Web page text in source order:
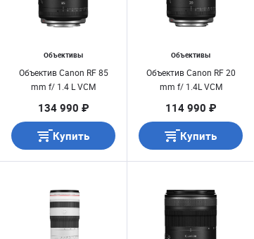
Объективы
Объектив Canon RF 85
mm f/ 1.4 L VCM
134 990 ₽
Купить
Объективы
Объектив Canon RF 20
mm f/ 1.4L VCM
114 990 ₽
Купить